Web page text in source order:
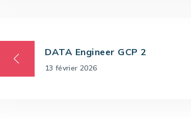
DATA Engineer GCP 2
13 février 2026